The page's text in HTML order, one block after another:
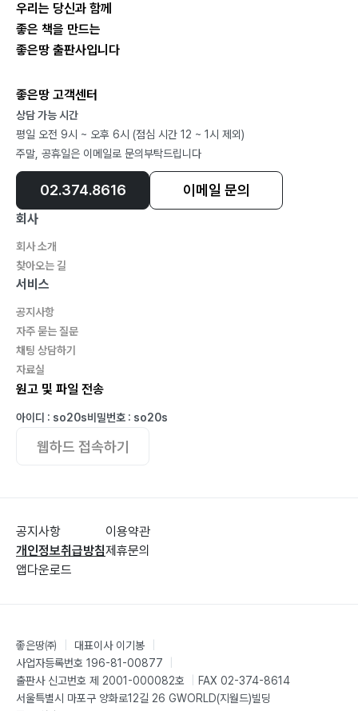
우리는 당신과 함께
좋은 책을 만드는
좋은땅 출판사입니다
좋은땅 고객센터
상담 가능 시간
평일 오전 9시 ~ 오후 6시 (점심 시간 12 ~ 1시 제외)
주말, 공휴일은 이메일로 문의부탁드립니다
02.374.8616 이메일 문의
회사
회사 소개
찾아오는 길
서비스
공지사항
자주 묻는 질문
채팅 상담하기
자료실
원고 및 파일 전송
아이디 : so20s비밀번호 : so20s
웹하드 접속하기
공지사항
개인정보취급방침
앱다운로드
이용약관
제휴문의
좋은땅㈜ 대표이사 이기봉
사업자등록번호 196-81-00877
출판사 신고번호 제 2001-000082호
FAX 02-374-8614
서울특별시 마포구 양화로12길 26 GWORLD(지월드)빌딩